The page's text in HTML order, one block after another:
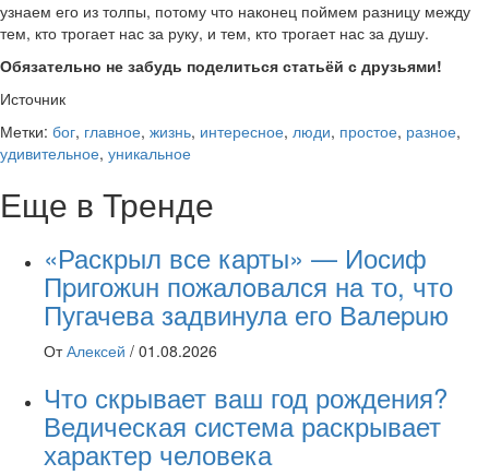
узнаем его из толпы, потому что наконец поймем разницу между
тем, кто трогает нас за руку, и тем, кто трогает нас за душу.
Обязательно не забудь поделиться статьёй с друзьями!
Источник
Метки: бог, главное, жизнь, интересное, люди, простое, разное,
удивительное, уникальное
Еще в Тренде
«Раскрыл все карты» — Иосиф
Пpигожuн пожалoвался на то, что
Пугачева задвинула его Вaлepuю
От Алексей / 01.08.2026
Что скрывает ваш год рождения?
Ведическая система раскрывает
характер человека